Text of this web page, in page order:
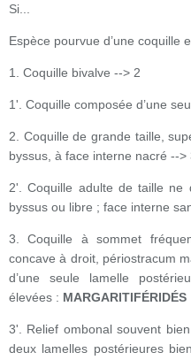
Si...
Espèce pourvue d’une coquille
1. Coquille bivalve --> 2
1'. Coquille composée d’une
2. Coquille de grande taille,
byssus, à face interne nacré -->
2'. Coquille adulte de taille
byssus ou libre ; face interne
3. Coquille à sommet
concave à droit, périostracum
d’une seule lamelle
élevées : MARGARITIFÉRIDÉS
3'. Relief ombonal souvent
deux lamelles postérieures